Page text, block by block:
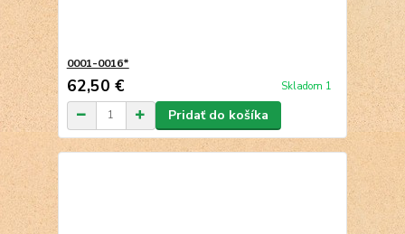
0001-0016*
62,50 € Skladom 1
Pridať do košíka